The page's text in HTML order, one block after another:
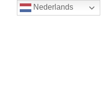
Nederlands